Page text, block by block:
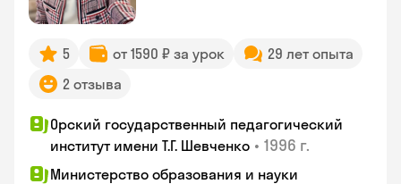
5 от 1590 ₽ за урок
29 лет опыта
2 отзыва
Орский государственный педагогический
институт имени Т.Г. Шевченко • 1996 г.
Министерство образования и науки